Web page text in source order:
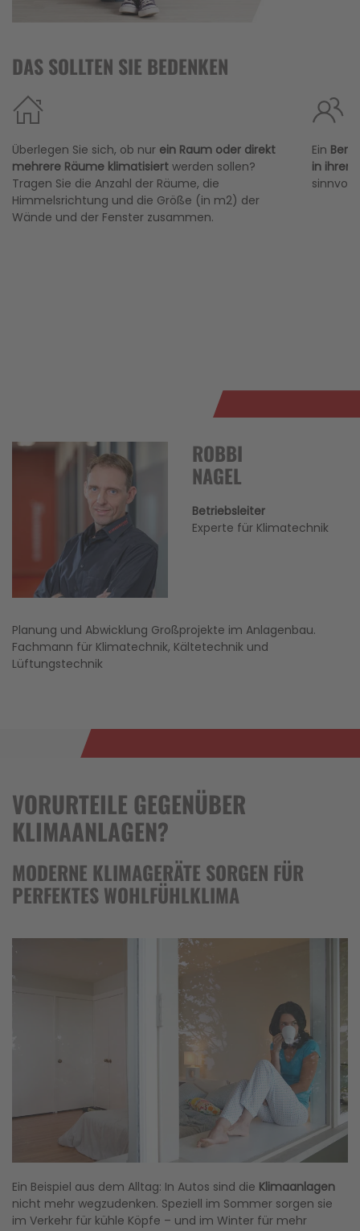
DAS SOLLTEN SIE BEDENKEN
Überlegen Sie sich, ob nur ein Raum oder direkt
mehrere Räume klimatisiert werden sollen?
Tragen Sie die Anzahl der Räume, die
Himmelsrichtung und die Größe (in m2) der
Wände und der Fenster zusammen.
Ein
in ihren
ROBBI
NAGEL
Betriebsleiter
Experte für Klimatechnik
Planung und Abwicklung Großprojekte im Anlagenbau.
Fachmann für Klimatechnik, Kältetechnik und
Lüftungstechnik
VORURTEILE GEGENÜBER
KLIMAANLAGEN?
MODERNE KLIMAGERÄTE SORGEN FÜR
PERFEKTES WOHLFÜHLKLIMA
Ein Beispiel aus dem Alltag: In Autos sind die Klimaanlagen
nicht mehr wegzudenken. Speziell im Sommer sorgen sie
im Verkehr für kühle Köpfe – und im Winter für mehr